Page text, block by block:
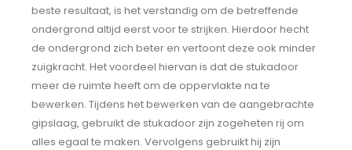
beste resultaat, is het verstandig om de betreffende
ondergrond altijd eerst voor te strijken. Hierdoor hecht
de ondergrond zich beter en vertoont deze ook minder
zuigkracht. Het voordeel hiervan is dat de stukadoor
meer de ruimte heeft om de oppervlakte na te
bewerken. Tijdens het bewerken van de aangebrachte
gipslaag, gebruikt de stukadoor zijn zogeheten rij om
alles egaal te maken. Vervolgens gebruikt hij zijn